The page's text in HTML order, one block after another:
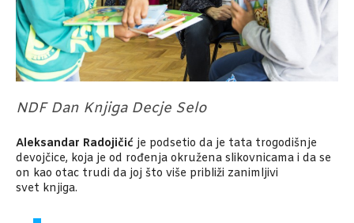
NDF Dan Knjiga Decje Selo
Aleksandar Radojičić je podsetio da je tata trogodišnje
devojčice, koja je od rođenja okružena slikovnicama i da se
on kao otac trudi da joj što više približi zanimljivi
svet knjiga.